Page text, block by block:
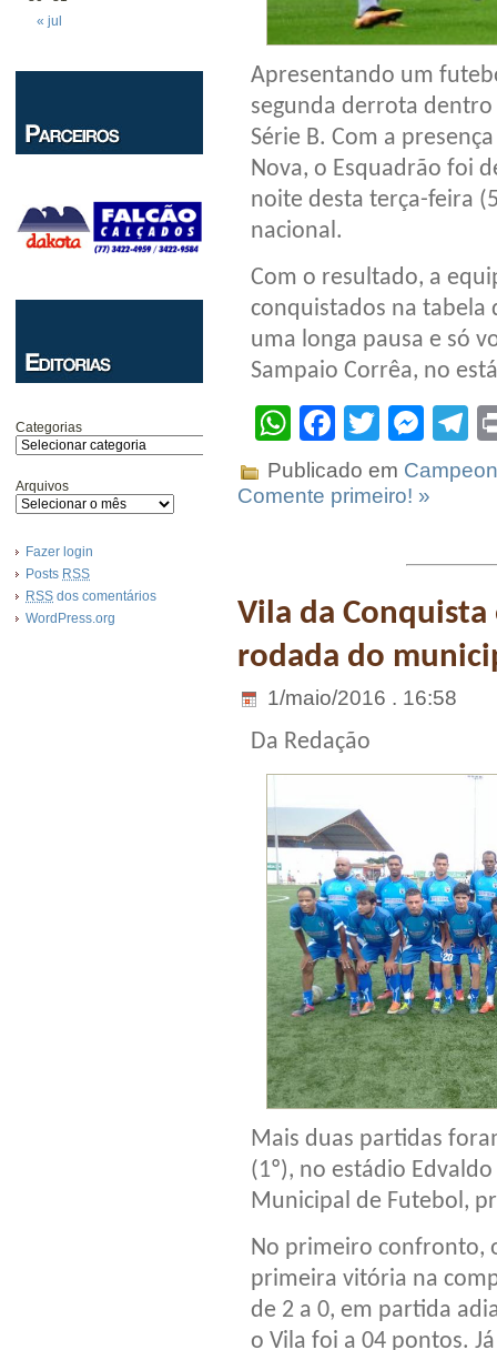
« jul
Categorias
Arquivos
Fazer login
Posts RSS
RSS dos comentários
WordPress.org
Apresentando um
segunda derrota
Série B. Com a
Nova, o Esquadrão foi
noite desta terça-feira
nacional.
Com o resultado, a
conquistados na tabela
uma longa pausa e só
Sampaio Corrêa, no
WhatsApp
Facebook
Twitter
Publicado em
Comente primeiro! »
Vila da
rodada do
1/maio/2016 . 16:58
Da Redação
Mais duas partidas
(1º), no estádio
Municipal de Futebol,
No primeiro confronto,
primeira vitória na
de 2 a 0, em partida
o Vila foi a 04 pontos.